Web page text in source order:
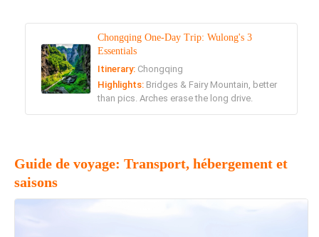
Chongqing One-Day Trip: Wulong's 3
Essentials
Itinerary: Chongqing
Highlights: Bridges & Fairy Mountain, better
than pics. Arches erase the long drive.
Guide de voyage: Transport, hébergement et
saisons